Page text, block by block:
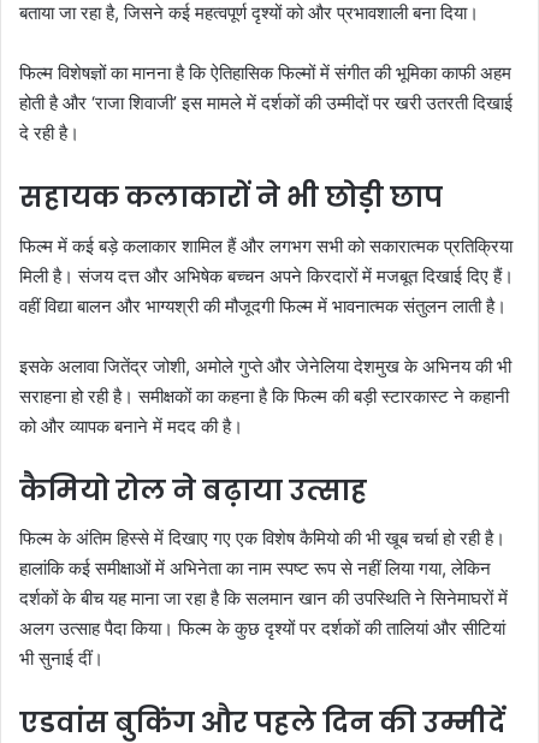
बताया जा रहा है, जिसने कई महत्वपूर्ण दृश्यों को और प्रभावशाली बना दिया।
फिल्म विशेषज्ञों का मानना है कि ऐतिहासिक फिल्मों में संगीत की भूमिका काफी अहम
होती है और ‘राजा शिवाजी’ इस मामले में दर्शकों की उम्मीदों पर खरी उतरती दिखाई
दे रही है।
सहायक कलाकारों ने भी छोड़ी छाप
फिल्म में कई बड़े कलाकार शामिल हैं और लगभग सभी को सकारात्मक प्रतिक्रिया
मिली है। संजय दत्त और अभिषेक बच्चन अपने किरदारों में मजबूत दिखाई दिए हैं।
वहीं विद्या बालन और भाग्यश्री की मौजूदगी फिल्म में भावनात्मक संतुलन लाती है।
इसके अलावा जितेंद्र जोशी, अमोले गुप्ते और जेनेलिया देशमुख के अभिनय की भी
सराहना हो रही है। समीक्षकों का कहना है कि फिल्म की बड़ी स्टारकास्ट ने कहानी
को और व्यापक बनाने में मदद की है।
कैमियो रोल ने बढ़ाया उत्साह
फिल्म के अंतिम हिस्से में दिखाए गए एक विशेष कैमियो की भी खूब चर्चा हो रही है।
हालांकि कई समीक्षाओं में अभिनेता का नाम स्पष्ट रूप से नहीं लिया गया, लेकिन
दर्शकों के बीच यह माना जा रहा है कि सलमान खान की उपस्थिति ने सिनेमाघरों में
अलग उत्साह पैदा किया। फिल्म के कुछ दृश्यों पर दर्शकों की तालियां और सीटियां
भी सुनाई दीं।
एडवांस बुकिंग और पहले दिन की उम्मीदें